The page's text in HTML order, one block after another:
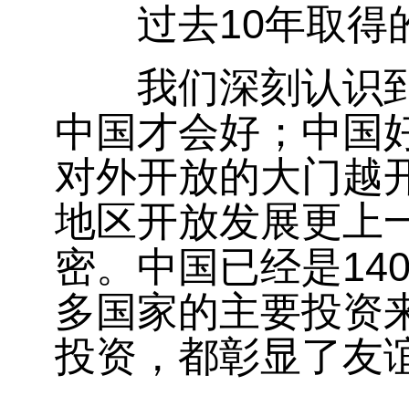
过去10年取得
我们深刻认识到
中国才会好；中国
对外开放的大门越
地区开放发展更上
密。中国已经是
多国家的主要投资
投资，都彰显了友